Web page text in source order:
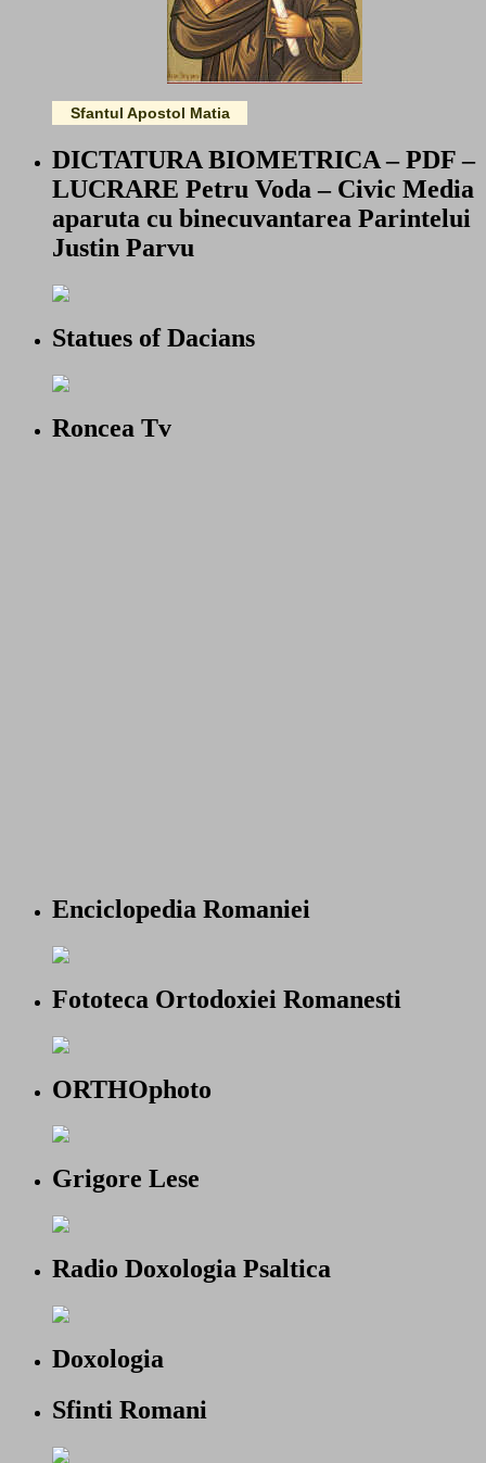
Sfantul Apostol Matia
DICTATURA BIOMETRICA – PDF –
LUCRARE Petru Voda – Civic Media
aparuta cu binecuvantarea Parintelui
Justin Parvu
Statues of Dacians
Roncea Tv
Enciclopedia Romaniei
Fototeca Ortodoxiei Romanesti
ORTHOphoto
Grigore Lese
Radio Doxologia Psaltica
Doxologia
Sfinti Romani